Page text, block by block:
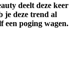
deelt deze keer
je deze trend al
een poging wagen.